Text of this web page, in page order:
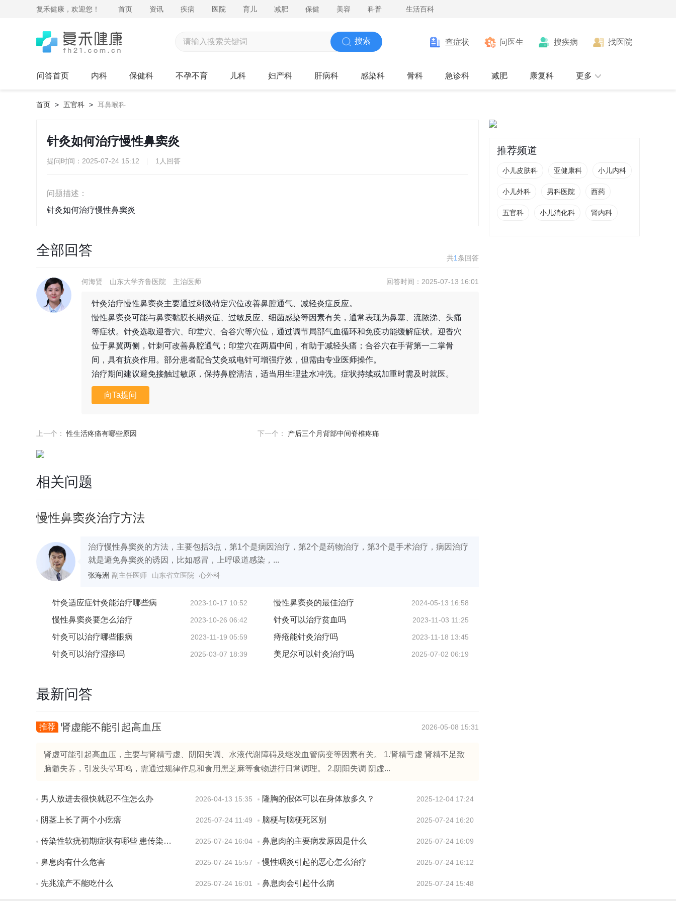
复禾健康，欢迎您！ 首页 资讯 疾病 医院 育儿 减肥 保健 美容 科普 生活百科
搜索 找医院
搜疾病
问医生
查症状
问答首页 内科 保健科 不孕不育 儿科 妇产科 肝病科 感染科 骨科 急诊科 减肥 康复科 更多
首页 > 五官科 > 耳鼻喉科
针灸如何治疗慢性鼻窦炎
提问时间：2025-07-24 15:12 1人回答
问题描述：
针灸如何治疗慢性鼻窦炎
全部回答 共1 条回答
何海贤 山东大学齐鲁医院 主治医师 回答时间：2025-07-13 16:01
针灸治疗慢性鼻窦炎主要通过刺激特定穴位改善鼻腔通气、减轻炎症反应。
慢性鼻窦炎可能与鼻窦黏膜长期炎症、过敏反应、细菌感染等因素有关，通常表现为鼻塞、流脓涕、头痛
等症状。针灸选取迎香穴、印堂穴、合谷穴等穴位，通过调节局部气血循环和免疫功能缓解症状。迎香穴
位于鼻翼两侧，针刺可改善鼻腔通气；印堂穴在两眉中间，有助于减轻头痛；合谷穴在手背第一二掌骨
间，具有抗炎作用。部分患者配合艾灸或电针可增强疗效，但需由专业医师操作。
治疗期间建议避免接触过敏原，保持鼻腔清洁，适当用生理盐水冲洗。症状持续或加重时需及时就医。
向Ta提问
上一个： 性生活疼痛有哪些原因 下一个： 产后三个月背部中间脊椎疼痛
相关问题
慢性鼻窦炎治疗方法
治疗慢性鼻窦炎的方法，主要包括3点，第1个是病因治疗，第2个是药物治疗，第3个是手术治疗，病因治疗
就是避免鼻窦炎的诱因，比如感冒，上呼吸道感染，...
张海洲 副主任医师 山东省立医院 心外科
针灸适应症针灸能治疗哪些病 2023-10-17 10:52 慢性鼻窦炎的最佳治疗 2024-05-13 16:58
慢性鼻窦炎要怎么治疗 2023-10-26 06:42 针灸可以治疗贫血吗 2023-11-03 11:25
针灸可以治疗哪些眼病 2023-11-19 05:59 痔疮能针灸治疗吗 2023-11-18 13:45
针灸可以治疗湿疹吗 2025-03-07 18:39 美尼尔可以针灸治疗吗 2025-07-02 06:19
最新问答
推荐 肾虚能不能引起高血压 2026-05-08 15:31
肾虚可能引起高血压，主要与肾精亏虚、阴阳失调、水液代谢障碍及继发血管病变等因素有关。 1.肾精亏虚 肾精不足致
脑髓失养，引发头晕耳鸣，需通过规律作息和食用黑芝麻等食物进行日常调理。 2.阴阳失调 阴虚...
男人放进去很快就忍不住怎么办 2026-04-13 15:35 隆胸的假体可以在身体放多久？ 2025-12-04 17:24
阴茎上长了两个小疙瘩 2025-07-24 11:49 脑梗与脑梗死区别 2025-07-24 16:20
传染性软疣初期症状有哪些 患传染性软疣会有疼痛感吗 2025-07-24 16:04 鼻息肉的主要病发原因是什么 2025-07-24 16:09
鼻息肉有什么危害 2025-07-24 15:57 慢性咽炎引起的恶心怎么治疗 2025-07-24 16:12
先兆流产不能吃什么 2025-07-24 16:01 鼻息肉会引起什么病 2025-07-24 15:48
推荐频道
小儿皮肤科 亚健康科 小儿内科
小儿外科 男科医院 西药
五官科 小儿消化科 肾内科